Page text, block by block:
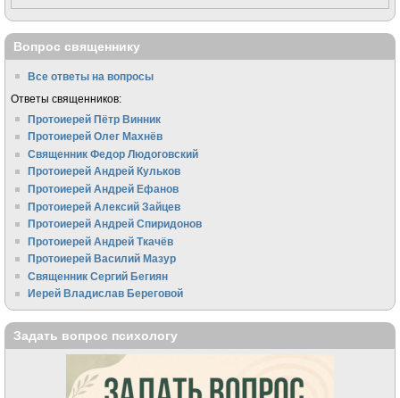
Вопрос священнику
Все ответы на вопросы
Ответы священников:
Протоиерей Пётр Винник
Протоиерей Олег Махнёв
Священник Федор Людоговский
Протоиерей Андрей Кульков
Протоиерей Андрей Ефанов
Протоиерей Алексий Зайцев
Протоиерей Андрей Спиридонов
Протоиерей Андрей Ткачёв
Протоиерей Василий Мазур
Священник Сергий Бегиян
Иерей Владислав Береговой
Задать вопрос психологу